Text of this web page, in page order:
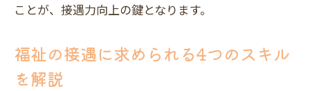
ことが、接遇力向上の鍵となります。
福祉の接遇に求められる4つのスキル
を解説